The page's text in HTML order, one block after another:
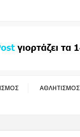
ΑΘΛΗΤΙΣΜΟΣ